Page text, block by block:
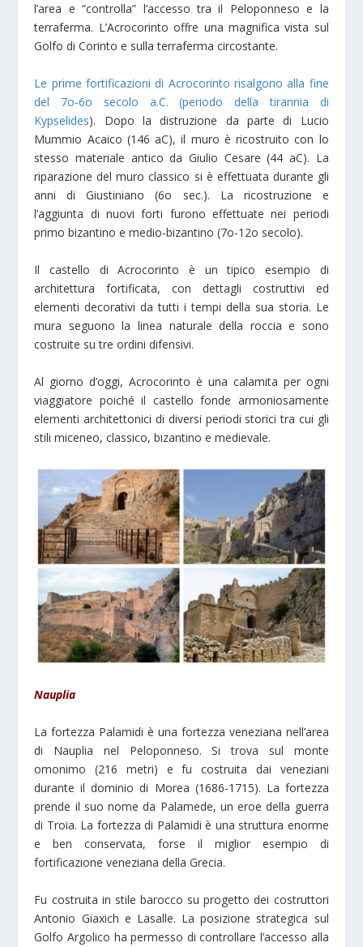
l’area e “controlla” l’accesso tra il Peloponneso e la
terraferma. L’Acrocorinto offre una magnifica vista sul
Golfo di Corinto e sulla terraferma circostante.
Le prime fortificazioni di Acrocorinto risalgono alla fine
del 7o-6o secolo a.C. (periodo della tirannia di
Kypselides). Dopo la distruzione da parte di Lucio
Mummio Acaico (146 aC), il muro è ricostruito con lo
stesso materiale antico da Giulio Cesare (44 aC). La
riparazione del muro classico si è effettuata durante gli
anni di Giustiniano (6o sec.). La ricostruzione e
l’aggiunta di nuovi forti furono effettuate nei periodi
primo bizantino e medio-bizantino (7o-12o secolo).
Il castello di Acrocorinto è un tipico esempio di
architettura fortificata, con dettagli costruttivi ed
elementi decorativi da tutti i tempi della sua storia. Le
mura seguono la linea naturale della roccia e sono
costruite su tre ordini difensivi.
Al giorno d’oggi, Acrocorinto è una calamita per ogni
viaggiatore poiché il castello fonde armoniosamente
elementi architettonici di diversi periodi storici tra cui gli
stili miceneo, classico, bizantino e medievale.
Nauplia
La fortezza Palamidi è una fortezza veneziana nell’area
di Nauplia nel Peloponneso. Si trova sul monte
omonimo (216 metri) e fu costruita dai veneziani
durante il dominio di Morea (1686-1715). La fortezza
prende il suo nome da Palamede, un eroe della guerra
di Troia. La fortezza di Palamidi è una struttura enorme
e ben conservata, forse il miglior esempio di
fortificazione veneziana della Grecia.
Fu costruita in stile barocco su progetto dei costruttori
Antonio Giaxich e Lasalle. La posizione strategica sul
Golfo Argolico ha permesso di controllare l’accesso alla